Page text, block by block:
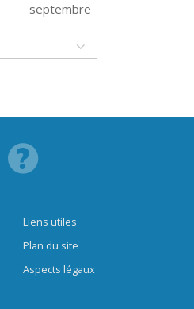
septembre
Liens utiles
Plan du site
Aspects légaux